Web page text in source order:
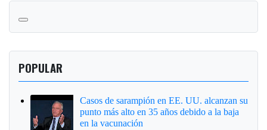
POPULAR
Casos de sarampión en EE. UU. alcanzan su
punto más alto en 35 años debido a la baja
en la vacunación